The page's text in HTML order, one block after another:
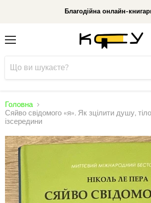
Благодійна онлайн-
Головна
Сяйво свідомого «я». Як зцілити душу,
ізсередини